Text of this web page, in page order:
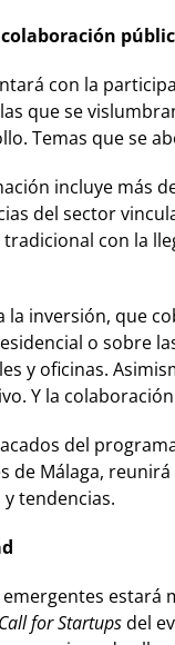
con la
que se
Temas que se
incluye más
del sector
con la
la inversión, que
o sobre
y oficinas.
Y la
del
de Málaga,
tendencias.
estará
Call for Startupsdel